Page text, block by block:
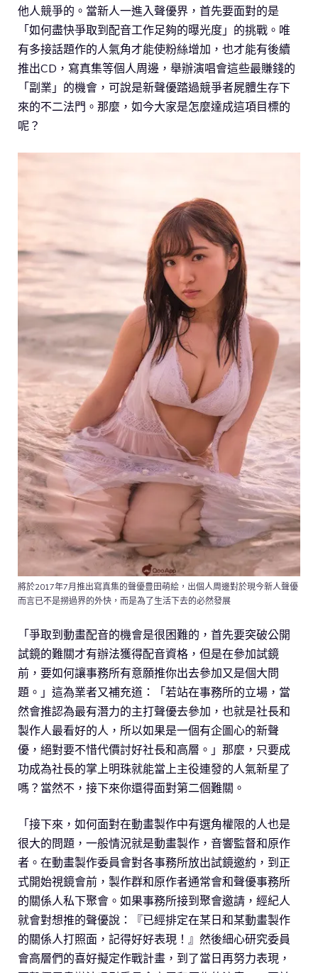
他人競爭的。當新人一進入聲優界，首先要面對的是
「如何盡快爭取到配音工作足夠的曝光度」的挑戰。唯
有多接話題作的人氣角才能使粉絲增加，也才能有後續
推出CD，寫真集等個人周邊，舉辦演唱會這些最賺錢的
「副業」的機會，可說是新聲優踏過競爭者屍體生存下
來的不二法門。那麼，如今大家是怎麼達成這項目標的
呢？
將於2017年7月推出寫真集的聲優豊田萌絵，出個人周邊對於現今新人聲優
而言已不是撈過界的外快，而是為了生活下去的必然發展
「爭取到動畫配音的機會是很困難的，首先要突破公開
試鏡的難關才有辦法獲得配音資格，但是在參加試鏡
前，要如何讓事務所有意願推你出去參加又是個大問
題。」這為業者又補充道：「若站在事務所的立場，當
然會推認為最有潛力的主打聲優去參加，也就是社長和
製作人最看好的人，所以如果是一個有企圖心的新聲
優，絕對要不惜代價討好社長和高層。」那麼，只要成
功成為社長的掌上明珠就能當上主役連發的人氣新星了
嗎？當然不，接下來你還得面對第二個難關。
「接下來，如何面對在動畫製作中有選角權限的人也是
很大的問題，一般情況就是動畫製作，音響監督和原作
者。在動畫製作委員會對各事務所放出試鏡邀約，到正
式開始視鏡會前，製作群和原作者通常會和聲優事務所
的關係人私下聚會。如果事務所接到聚會邀請，經紀人
就會對想推的聲優說：『已經排定在某日和某動畫製作
的關係人打照面，記得好好表現！』然後細心研究委員
會高層們的喜好擬定作戰計畫，到了當日再努力表現，